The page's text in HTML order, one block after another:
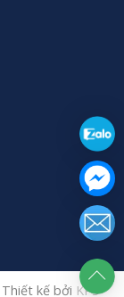
Thiết kế bởi KPS